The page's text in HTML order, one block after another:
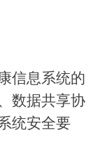
信息系统的
数据共享协
统安全要